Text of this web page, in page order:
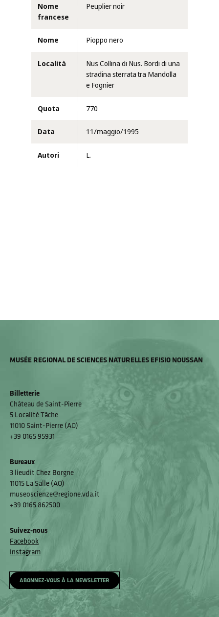
Nome
francese
Peuplier noir
Nome Pioppo nero
Località
Nus Collina di Nus. Bordi di una
stradina sterrata tra Mandolla
e Fognier
Quota 770
Data 11/maggio/1995
Autori L.
MUSÉE REGIONAL DE SCIENCES NATURELLES EFISIO NOUSSAN
Billetterie
Château de Saint-Pierre
5 Localité Tâche
11010 Saint-Pierre (AO)
+39 0165 95931
Bureaux
3 lieudit Chez Borgne
11015 La Salle (AO)
museoscienze@regione.vda.it
+39 0165 862500
Suivez-nous
Facebook
Instagram
ABONNEZ-VOUS À LA NEWSLETTER